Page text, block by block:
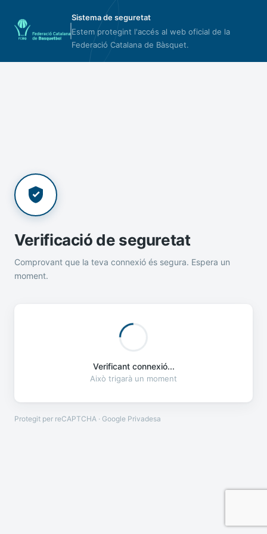
Sistema de seguretat
Estem protegint l'accés al web oficial de la
Federació Catalana de Bàsquet.
Verificació de seguretat
Comprovant que la teva connexió és segura. Espera un
moment.
Verificant connexió...
Això trigarà un moment
Protegit per reCAPTCHA · Google Privadesa